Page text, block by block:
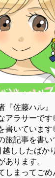
『佐藤ハル』
アラサーで
書いていま
旅記事を書い
ししたばか
あります。
しまってご